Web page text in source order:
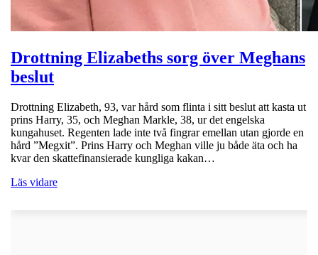
Drottning Elizabeths sorg över Meghans
beslut
Drottning Elizabeth, 93, var hård som flinta i sitt beslut att kasta ut
prins Harry, 35, och Meghan Markle, 38, ur det engelska
kungahuset. Regenten lade inte två fingrar emellan utan gjorde en
hård ”Megxit”. Prins Harry och Meghan ville ju både äta och ha
kvar den skattefinansierade kungliga kakan…
Läs vidare